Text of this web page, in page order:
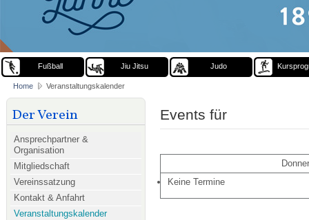
Fußball Jiu Jitsu Judo
Home Veranstaltungskalender
Der Verein
Ansprechpartner &
Organisation
Mitgliedschaft
Vereinssatzung
Kontakt & Anfahrt
Veranstaltungskalender
Events für
Keine Termine